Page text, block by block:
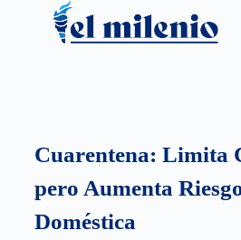
Cuarentena: Limita
pero Aumenta
Doméstica